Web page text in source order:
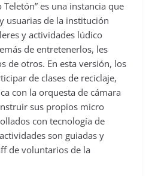
Teletón” es una instancia que
usuarias de la institución
y actividades lúdico
de entretenerlos, les
de otros. En esta versión, los
de clases de reciclaje,
con la orquesta de cámara
sus propios micro
con tecnología de
son guiadas y
de voluntarios de la